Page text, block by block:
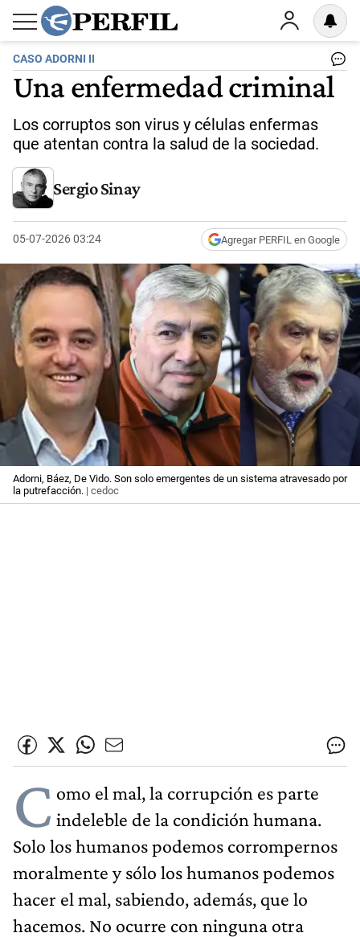
CASO ADORNI II
Una enfermedad criminal
Los corruptos son virus y células enfermas
que atentan contra la salud de la sociedad.
Sergio Sinay
05-07-2026 03:24 Agregar PERFIL en Google
Adorni, Báez, De Vido. Son solo emergentes de un sistema atravesado por
la putrefacción. | cedoc
C omo el mal, la corrupción es parte
indeleble de la condición humana.
Solo los humanos podemos corrompernos
moralmente y sólo los humanos podemos
hacer el mal, sabiendo, además, que lo
hacemos. No ocurre con ninguna otra